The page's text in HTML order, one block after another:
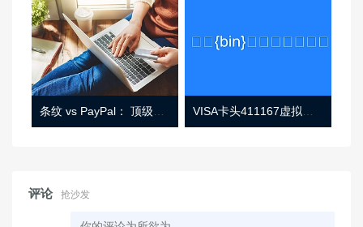
条纹 vs PayPal： 顶级功能， 定价 （和更多！ VISA卡头411167虚拟卡基础信息
评论 抢沙发